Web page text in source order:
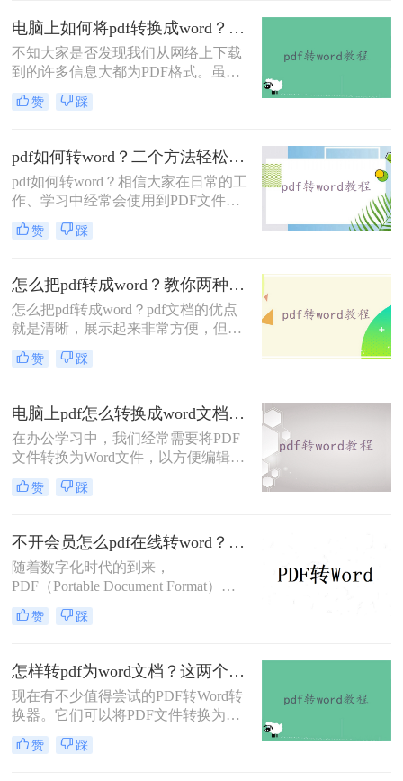
如何转换成word，那么如何将PDF转
换Word呢？今日小编为大家解答这个
让很多人好奇的问题，下面一起看看
吧。
电脑上如何将pdf转换成word？分享2种简单方法~
不知大家是否发现我们从网络上下载
到的许多信息大都为PDF格式。虽然
说该文件的格式是非常好用，而且极
其清晰，演示起来非常的方便快捷，
缺陷的，就是我们只能够对这种格式
进行查看，而我们不能够对它进行修
改，导致文档中如果有小错误，大家
也是没有办法能够直接进行修改的
赞 踩
pdf如何转word？二个方法轻松完成！
pdf如何转word？相信大家在日常的工
作、学习中经常会使用到PDF文件，
一般我们都是用它来传输或者是保存
文件的，非常方便。但是也有一个问
多小伙伴们都会选择将PDF文件转换
成Word再编辑修改，今天就来给大家
分享二种PDF转Word的方法，记得收
藏再看！
赞 踩
怎么把pdf转成word？教你两种PDF文件转换方法！
怎么把pdf转成word？pdf文档的优点
就是清晰，展示起来非常方便，但是
我们的pdf文档中的任何内容都是不能
够进行编辑修改的，如果我们想要修
可以选择格式转换，把pdf文件给转换
为word文档就可以了！下面一起看看
二种方法。
赞 踩
电脑上pdf怎么转换成word文档？你可以试着这样在线转换~
在办公学习中，我们经常需要将PDF
文件转换为Word文件，以方便编辑和
排版。但是，很多人在尝试转换时却
遇到了困难。今天，我们就来介绍一
轻松转换，愉快办公！
赞 踩
不开会员怎么pdf在线转word？分享一个实用免费的方法！
随着数字化时代的到来，
PDF（Portable Document Format）成
为了一种非常常见的电子文档格式。
然而，有时候我们需要对PDF文件进
Word文档就非常有必要了。 那么，
不开会员怎么pdf在线转word呢？下面
一起看看吧。
赞 踩
怎样转pdf为word文档？这两个方法让效率翻倍~
现在有不少值得尝试的PDF转Word转
换器。它们可以将PDF文件转换为可
编辑的Word文档。同时，一些转换器
还提供额外的功能，例如保持原始格
赞 踩